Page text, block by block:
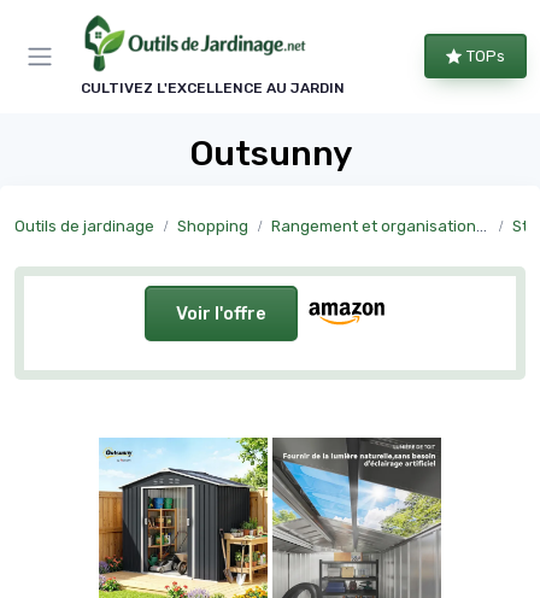
CULTIVEZ L'EXCELLENCE AU JARDIN
TOPs
Outsunny
Outils de jardinage Shopping Rangement et organisation du jardin
Voir l'offre
Panneau de gestion des cookies